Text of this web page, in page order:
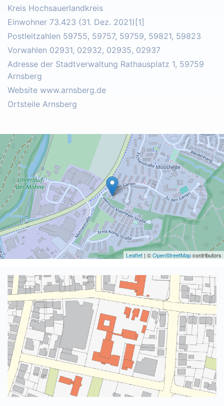
Kreis Hochsauerlandkreis
Einwohner 73.423 (31. Dez. 2021)[1]
Postleitzahlen 59755, 59757, 59759, 59821, 59823
Vorwahlen 02931, 02932, 02935, 02937
Adresse der Stadtverwaltung Rathausplatz 1, 59759
Arnsberg
Website www.arnsberg.de
Ortsteile Arnsberg
Leaflet | ©OpenStreetMapcontributors